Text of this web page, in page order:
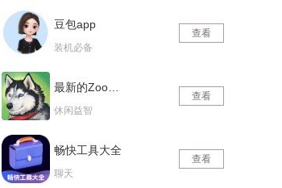
豆包app
装机必备
查看
休闲益智
查看
畅快工具大全
聊天
查看